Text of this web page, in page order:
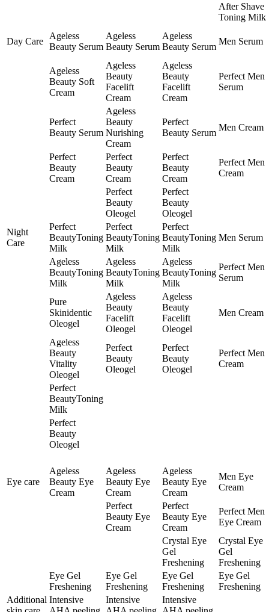
After Shave
Toning Milk
Day Care
Ageless
Beauty Serum
Ageless
Beauty Serum
Ageless
Beauty Serum
Men Serum
Ageless
Beauty Soft
Cream
Ageless
Beauty
Facelift
Cream
Ageless
Beauty
Facelift
Cream
Perfect Men
Serum
Perfect
Beauty Serum
Ageless
Beauty
Nurishing
Cream
Perfect
Beauty Serum
Men Cream
Perfect
Beauty
Cream
Perfect
Beauty
Cream
Perfect
Beauty
Cream
Perfect Men
Cream
Perfect
Beauty
Oleogel
Perfect
Beauty
Oleogel
Night
Care
Perfect
BeautyToning
Milk
Perfect
BeautyToning
Milk
Perfect
BeautyToning
Milk
Men Serum
Ageless
BeautyToning
Milk
Ageless
BeautyToning
Milk
Ageless
BeautyToning
Milk
Perfect Men
Serum
Pure
Skinidentic
Oleogel
Ageless
Beauty
Facelift
Oleogel
Ageless
Beauty
Facelift
Oleogel
Men Cream
Ageless
Beauty
Vitality
Oleogel
Perfect
Beauty
Oleogel
Perfect
Beauty
Oleogel
Perfect Men
Cream
Perfect
BeautyToning
Milk
Perfect
Beauty
Oleogel
Eye care
Ageless
Beauty Eye
Cream
Ageless
Beauty Eye
Cream
Ageless
Beauty Eye
Cream
Men Eye
Cream
Perfect
Beauty Eye
Cream
Perfect
Beauty Eye
Cream
Perfect Men
Eye Cream
Crystal Eye
Gel
Freshening
Crystal Eye
Gel
Freshening
Eye Gel
Freshening
Eye Gel
Freshening
Eye Gel
Freshening
Eye Gel
Freshening
Additional Intensive
Intensive
Intensive